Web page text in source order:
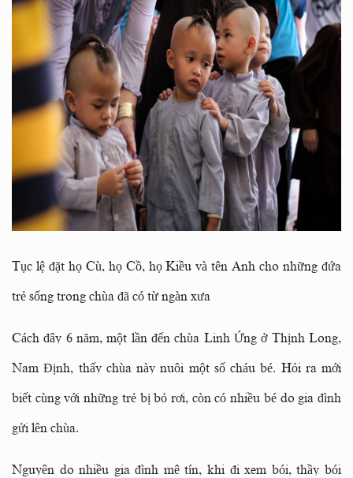
Tục lệ đặt họ Cù, họ Cồ, họ Kiều và tên Anh cho những đứa
trẻ sống trong chùa đã có từ ngàn xưa
Cách đây 6 năm, một lần đến chùa Linh Ứng ở Thịnh Long,
Nam Định, thấy chùa này nuôi một số cháu bé. Hỏi ra mới
biết cùng với những trẻ bị bỏ rơi, còn có nhiều bé do gia đình
gửi lên chùa.
Nguyên do nhiều gia đình mê tín, khi đi xem bói, thầy bói